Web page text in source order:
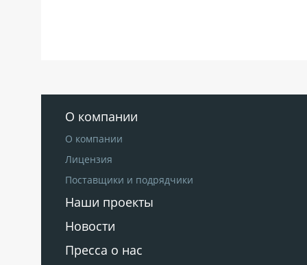
О компании
О компании
Лицензия
Поставщики и подрядчики
Наши проекты
Новости
Пресса о нас